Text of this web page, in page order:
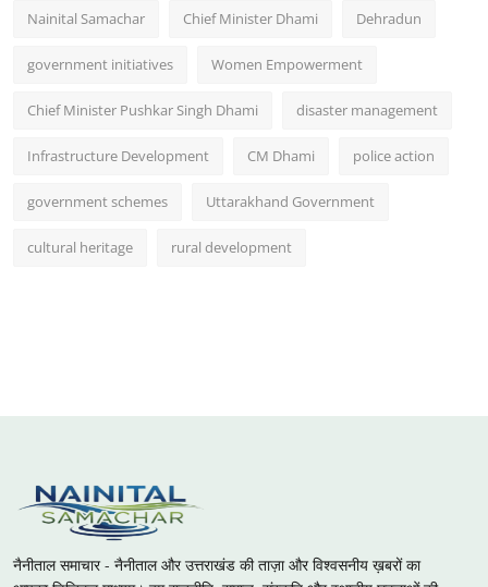
Nainital Samachar Chief Minister Dhami Dehradun
government initiatives Women Empowerment
Chief Minister Pushkar Singh Dhami disaster management
Infrastructure Development CM Dhami police action
government schemes Uttarakhand Government
cultural heritage rural development
नैनीताल समाचार - नैनीताल और उत्तराखंड की ताज़ा और विश्वसनीय ख़बरों का